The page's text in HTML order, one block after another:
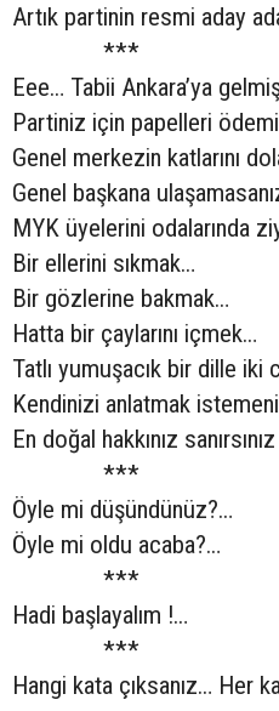
Artık partinin resmi aday
***
Eee… Tabii Ankara’ya
Partiniz için papelleri
Genel merkezin katlarını
Genel başkana
MYK üyelerini odalarında
Bir ellerini sıkmak…
Bir gözlerine bakmak…
Hatta bir çaylarını içmek…
Tatlı yumuşacık bir dille
Kendinizi anlatmak
En doğal hakkınız
***
Öyle mi düşündünüz?…
Öyle mi oldu acaba?…
***
Hadi başlayalım !…
***
Hangi kata çıksanız… Her